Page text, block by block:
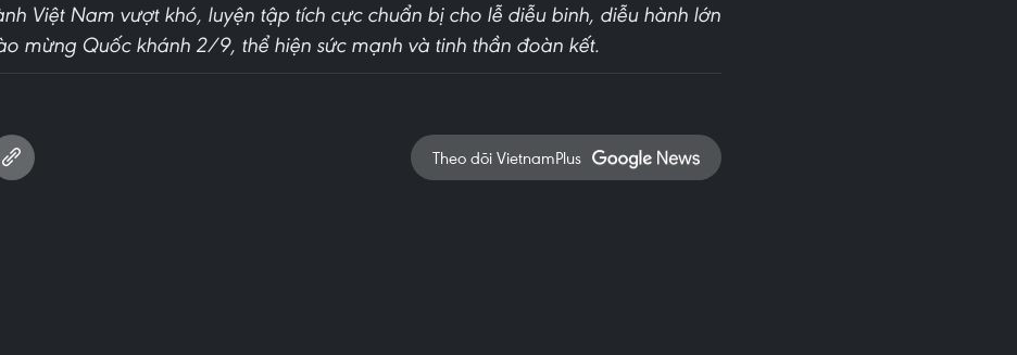
Việt Nam vượt khó, luyện tập tích cực chuẩn bị cho lễ diễu binh, diễu hành lớn
mừng Quốc khánh 2/9, thể hiện sức mạnh và tinh thần đoàn kết.
Theo dõi VietnamPlus